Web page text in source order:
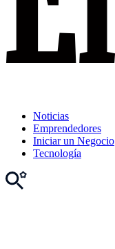
Noticias
Emprendedores
Iniciar un Negocio
Tecnología